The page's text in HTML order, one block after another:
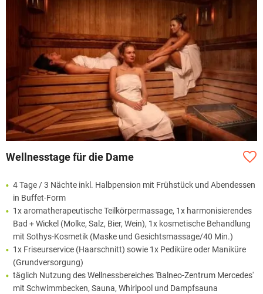
Wellnesstage für die Dame
4 Tage / 3 Nächte inkl. Halbpension mit Frühstück und Abendessen
in Buffet-Form
1x aromatherapeutische Teilkörpermassage, 1x harmonisierendes
Bad + Wickel (Molke, Salz, Bier, Wein), 1x kosmetische Behandlung
mit Sothys-Kosmetik (Maske und Gesichtsmassage/40 Min.)
1x Friseurservice (Haarschnitt) sowie 1x Pediküre oder Maniküre
(Grundversorgung)
täglich Nutzung des Wellnessbereiches 'Balneo-Zentrum Mercedes'
mit Schwimmbecken, Sauna, Whirlpool und Dampfsauna